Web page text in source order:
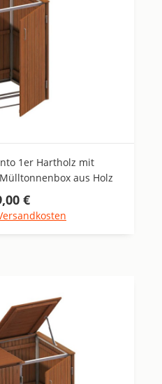
1er Hartholz mit
aus Holz
Preis:
€